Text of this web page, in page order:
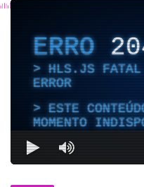
ERRO
HLS.JS FATAL
ERROR
ESTE
MOMENTO